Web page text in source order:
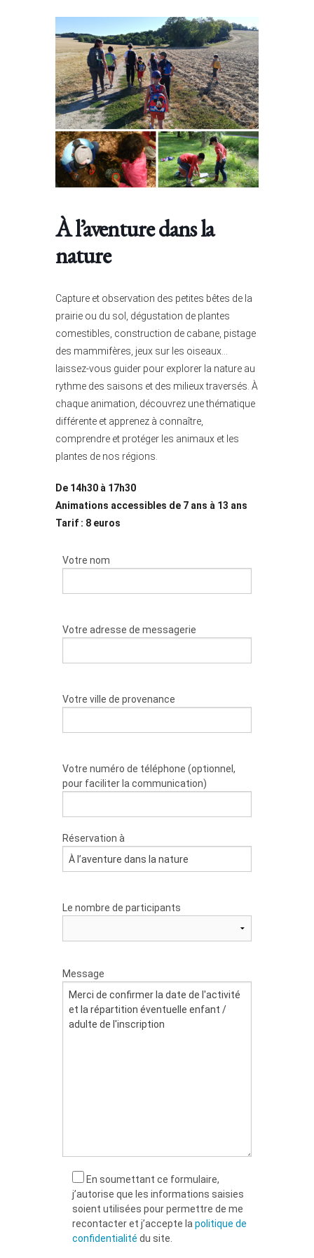
À l’aventure dans la
nature
Capture et observation des petites bêtes de la
prairie ou du sol, dégustation de plantes
comestibles, construction de cabane, pistage
des mammifères, jeux sur les oiseaux…
laissez-vous guider pour explorer la nature au
rythme des saisons et des milieux traversés. À
chaque animation, découvrez une thématique
différente et apprenez à connaître,
comprendre et protéger les animaux et les
plantes de nos régions.
De 14h30 à 17h30
Animations accessibles de 7 ans à 13 ans
Tarif : 8 euros
Votre nom
Votre adresse de messagerie
Votre ville de provenance
Votre numéro de téléphone (optionnel,
pour faciliter la communication)
Réservation à
Le nombre de participants
Message
En soumettant ce formulaire,
j’autorise que les informations saisies
soient utilisées pour permettre de me
recontacter et j’accepte lapolitique de
confidentialité du site.